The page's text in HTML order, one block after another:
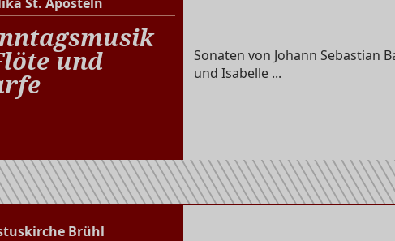
und
Sonaten von Johann Sebastian
und Isabelle ...
Brühl